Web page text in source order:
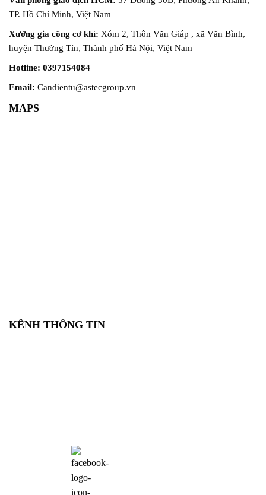
TP. Hồ Chí Minh, Việt Nam
Xưởng gia công cơ khí: Xóm 2, Thôn Văn Giáp , xã Văn Bình,
huyện Thường Tín, Thành phố Hà Nội, Việt Nam
Hotline: 0397154084
Email: Candientu@astecgroup.vn
MAPS
KÊNH THÔNG TIN